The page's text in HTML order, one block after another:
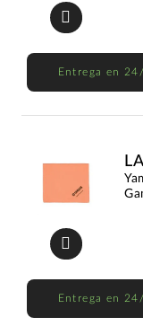
Entrega en
Entrega en